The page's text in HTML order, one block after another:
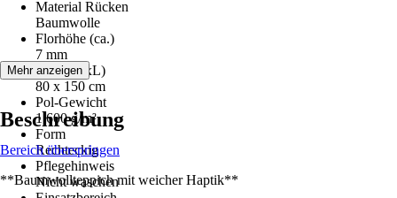
Material Rücken
Baumwolle
Florhöhe (ca.)
7 mm
Maße (BxL)
80 x 150 cm
Pol-Gewicht
1.600 g/m²
Form
Rechteckig
Pflegehinweis
Nicht waschen
Mehr anzeigen
Beschreibung
Bereich überspringen
**Baumwollteppich mit weicher Haptik**